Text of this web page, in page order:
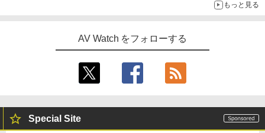
もっと見る
AV Watch をフォローする
Special Site